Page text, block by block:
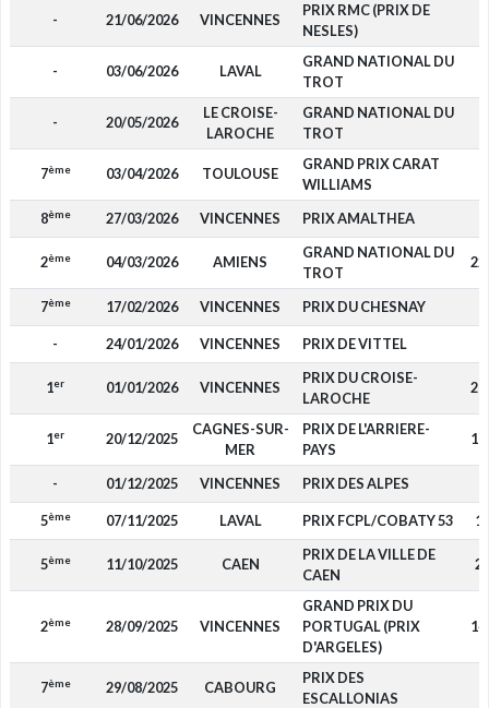
- 21/06/2026 VINCENNES
PRIX RMC (PRIX DE
NESLES)
- 03/06/2026 LAVAL
GRAND NATIONAL DU
TROT
- 20/05/2026
LE CROISE-
LAROCHE
GRAND NATIONAL DU
TROT
7ème 03/04/2026 TOULOUSE
GRAND PRIX CARAT
WILLIAMS
8ème 27/03/2026 VINCENNES PRIX AMALTHEA
2ème 04/03/2026 AMIENS
GRAND NATIONAL DU
TROT
22
7ème 17/02/2026 VINCENNES PRIX DU CHESNAY
- 24/01/2026 VINCENNES PRIX DE VITTEL
1er 01/01/2026 VINCENNES
PRIX DU CROISE-
LAROCHE
28
1er 20/12/2025
CAGNES-SUR-
MER
PRIX DE L'ARRIERE-
PAYS
17
- 01/12/2025 VINCENNES PRIX DES ALPES
5ème 07/11/2025 LAVAL PRIX FCPL/COBATY 53 1
5ème 11/10/2025 CAEN
PRIX DE LA VILLE DE
CAEN
2
2ème 28/09/2025 VINCENNES
GRAND PRIX DU
PORTUGAL (PRIX
D'ARGELES)
14
7ème 29/08/2025 CABOURG
PRIX DES
ESCALLONIAS